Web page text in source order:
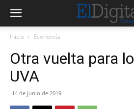
Inicio Economía
Otra vuelta para
UVA
14 de junio de 2019